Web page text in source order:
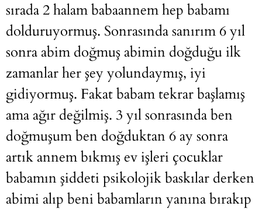
sırada 2 halam babaannem hep babamı
dolduruyormuş. Sonrasında sanırım 6 yıl
sonra abim doğmuş abimin doğduğu ilk
zamanlar her şey yolundaymış, iyi
gidiyormuş. Fakat babam tekrar başlamış
ama ağır değilmiş. 3 yıl sonrasında ben
doğmuşum ben doğduktan 6 ay sonra
artık annem bıkmış ev işleri çocuklar
babamın şiddeti psikolojik baskılar derken
abimi alıp beni babamların yanına bırakıp